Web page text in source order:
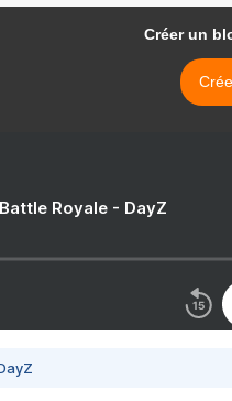
Créer un
Royale - DayZ